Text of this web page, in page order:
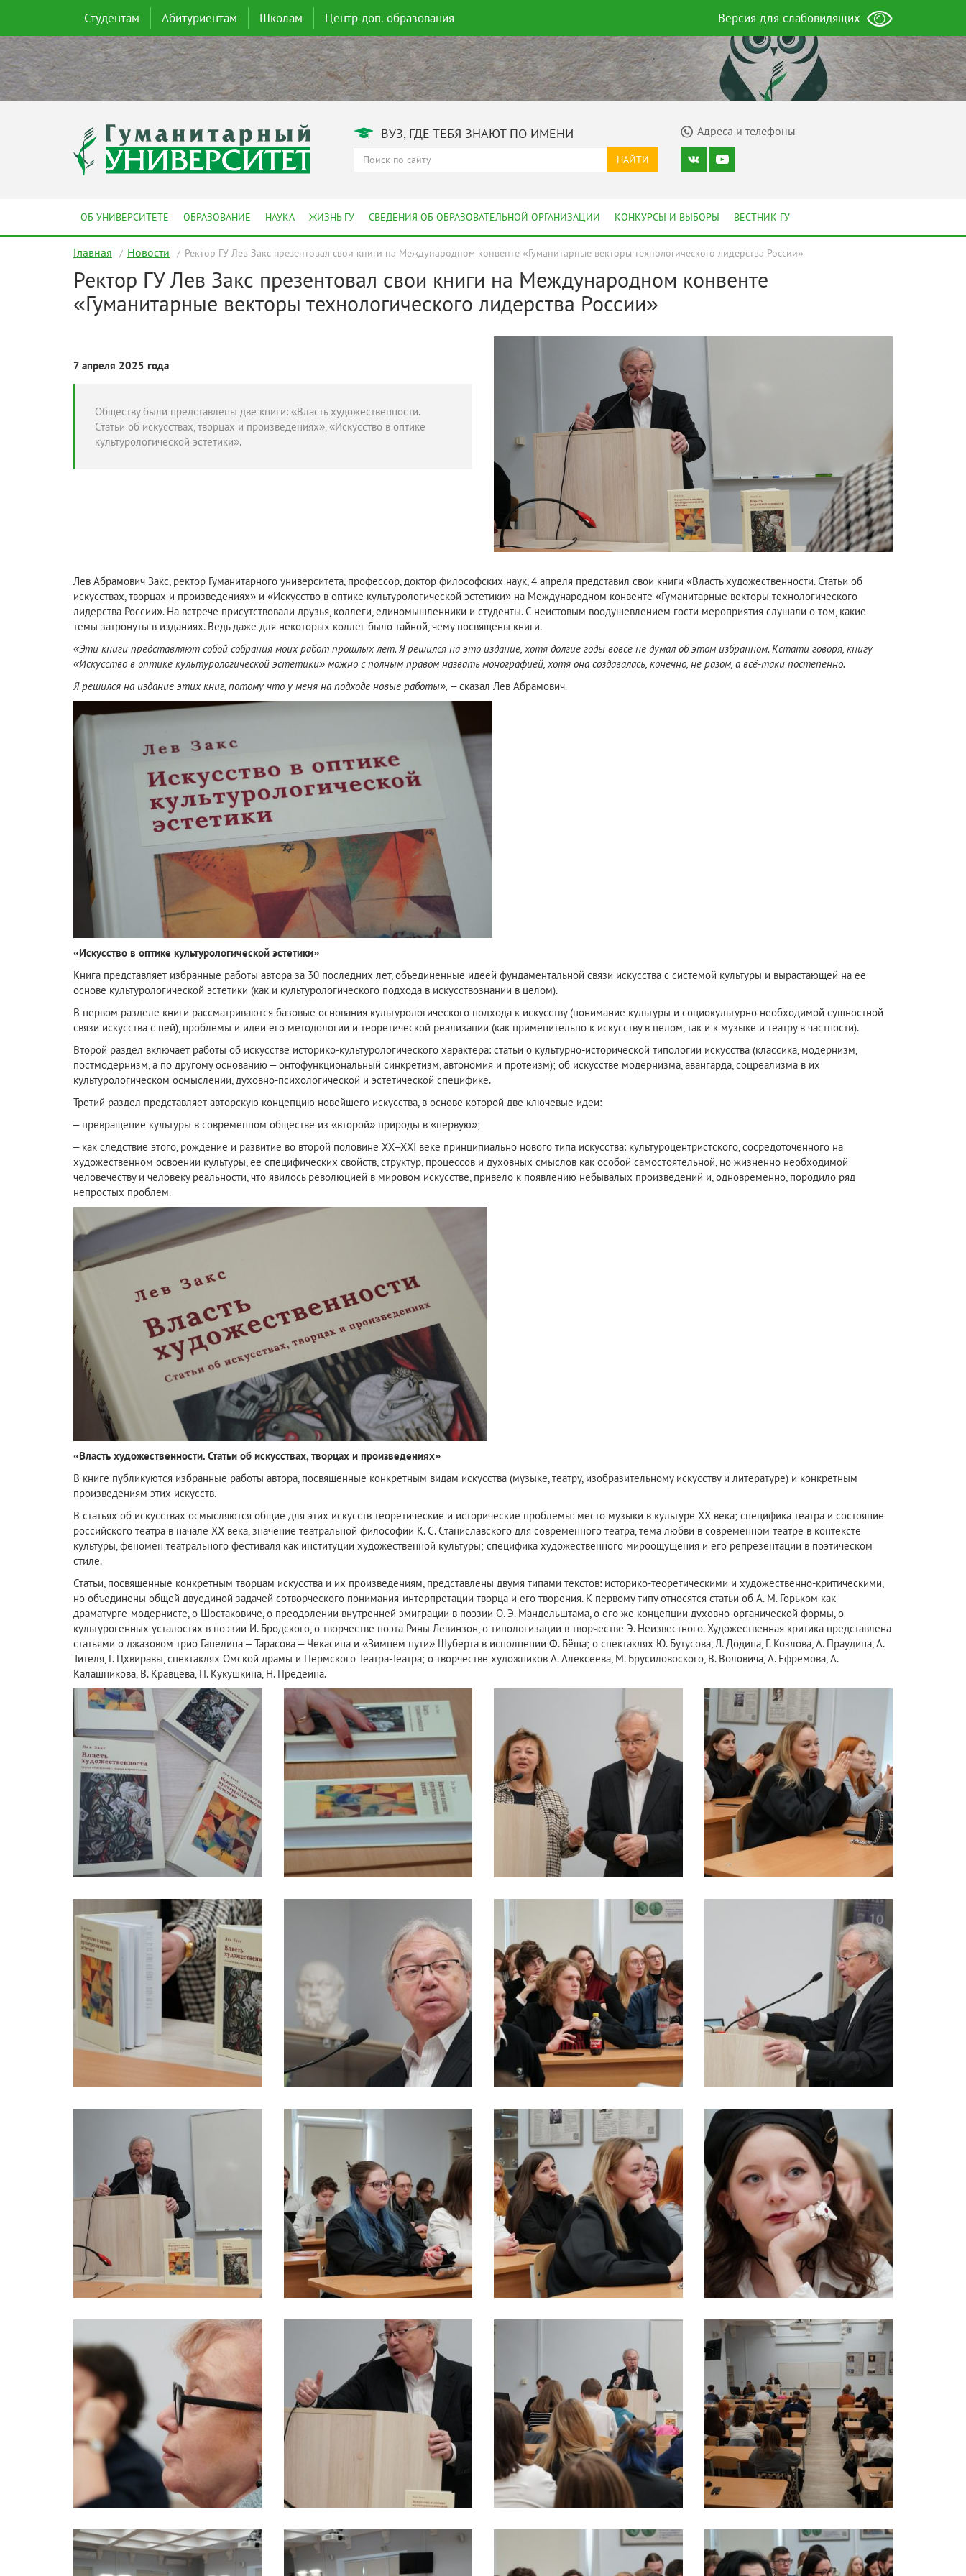
Студентам Абитуриентам Школам Центр доп. образования Версия для слабовидящих
ВУЗ, ГДЕ ТЕБЯ ЗНАЮТ ПО ИМЕНИ Адреса и телефоны
НАЙТИ
ОБ УНИВЕРСИТЕТЕ ОБРАЗОВАНИЕ НАУКА ЖИЗНЬ ГУ СВЕДЕНИЯ ОБ ОБРАЗОВАТЕЛЬНОЙ ОРГАНИЗАЦИИ КОНКУРСЫ И ВЫБОРЫ ВЕСТНИК ГУ
Главная Новости Ректор ГУ Лев Закс презентовал свои книги на Международном конвенте «Гуманитарные векторы технологического лидерства России»
Ректор ГУ Лев Закс презентовал свои книги на Международном конвенте
«Гуманитарные векторы технологического лидерства России»
7 апреля 2025 года
Обществу были представлены две книги: «Власть художественности.
Статьи об искусствах, творцах и произведениях», «Искусство в оптике
культурологической эстетики».
Лев Абрамович Закс, ректор Гуманитарного университета, профессор, доктор философских наук, 4 апреля представил свои книги «Власть художественности. Статьи об
искусствах, творцах и произведениях» и «Искусство в оптике культурологической эстетики» на Международном конвенте «Гуманитарные векторы технологического
лидерства России». На встрече присутствовали друзья, коллеги, единомышленники и студенты. С неистовым воодушевлением гости мероприятия слушали о том, какие
темы затронуты в изданиях. Ведь даже для некоторых коллег было тайной, чему посвящены книги.
«Эти книги представляют собой собрания моих работ прошлых лет. Я решился на это издание, хотя долгие годы вовсе не думал об этом избранном. Кстати говоря, книгу
«Искусство в оптике культурологической эстетики» можно с полным правом назвать монографией, хотя она создавалась, конечно, не разом, а всё-таки постепенно.
Я решился на издание этих книг, потому что у меня на подходе новые работы», – сказал Лев Абрамович.
«Искусство в оптике культурологической эстетики»
Книга представляет избранные работы автора за 30 последних лет, объединенные идеей фундаментальной связи искусства с системой культуры и вырастающей на ее
основе культурологической эстетики (как и культурологического подхода в искусствознании в целом).
В первом разделе книги рассматриваются базовые основания культурологического подхода к искусству (понимание культуры и социокультурно необходимой сущностной
связи искусства с ней), проблемы и идеи его методологии и теоретической реализации (как применительно к искусству в целом, так и к музыке и театру в частности).
Второй раздел включает работы об искусстве историко-культурологического характера: статьи о культурно-исторической типологии искусства (классика, модернизм,
постмодернизм, а по другому основанию – онтофункциональный синкретизм, автономия и протеизм); об искусстве модернизма, авангарда, соцреализма в их
культурологическом осмыслении, духовно-психологической и эстетической специфике.
Третий раздел представляет авторскую концепцию новейшего искусства, в основе которой две ключевые идеи:
– превращение культуры в современном обществе из «второй» природы в «первую»;
– как следствие этого, рождение и развитие во второй половине ХХ–XXI веке принципиально нового типа искусства: культуроцентристского, сосредоточенного на
художественном освоении культуры, ее специфических свойств, структур, процессов и духовных смыслов как особой самостоятельной, но жизненно необходимой
человечеству и человеку реальности, что явилось революцией в мировом искусстве, привело к появлению небывалых произведений и, одновременно, породило ряд
непростых проблем.
«Власть художественности. Статьи об искусствах, творцах и произведениях»
В книге публикуются избранные работы автора, посвященные конкретным видам искусства (музыке, театру, изобразительному искусству и литературе) и конкретным
произведениям этих искусств.
В статьях об искусствах осмысляются общие для этих искусств теоретические и исторические проблемы: место музыки в культуре XX века; специфика театра и состояние
российского театра в начале ХХ века, значение театральной философии К. С. Станиславского для современного театра, тема любви в современном театре в контексте
культуры, феномен театрального фестиваля как институции художественной культуры; специфика художественного мироощущения и его репрезентации в поэтическом
стиле.
Статьи, посвященные конкретным творцам искусства и их произведениям, представлены двумя типами текстов: историко-теоретическими и художественно-критическими,
но объединены общей двуединой задачей сотворческого понимания-интерпретации творца и его творения. К первому типу относятся статьи об А. М. Горьком как
драматурге-модернисте, о Шостаковиче, о преодолении внутренней эмиграции в поэзии О. Э. Мандельштама, о его же концепции духовно-органической формы, о
культурогенных усталостях в поэзии И. Бродского, о творчестве поэта Рины Левинзон, о типологизации в творчестве Э. Неизвестного. Художественная критика представлена
статьями о джазовом трио Ганелина – Тарасова – Чекасина и «Зимнем пути» Шуберта в исполнении Ф. Бёша; о спектаклях Ю. Бутусова, Л. Додина, Г. Козлова, А. Праудина, А.
Тителя, Г. Цхвиравы, спектаклях Омской драмы и Пермского Театра-Театра; о творчестве художников А. Алексеева, М. Брусиловоского, В. Воловича, А. Ефремова, А.
Калашникова, В. Кравцева, П. Кукушкина, Н. Предеина.